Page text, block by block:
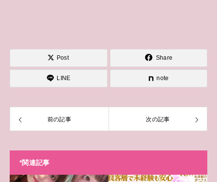
Post Share
LINE note
前の記事 次の記事
*関連記事